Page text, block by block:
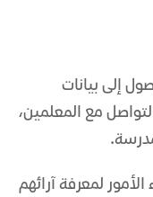
إلى بيانات
مع المعلمين،
لمعرفة آرائهم